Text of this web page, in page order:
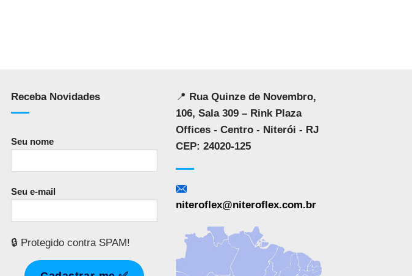
Receba Novidades
Seu nome
Seu e-mail
🔒 Protegido contra SPAM!
📍 Rua Quinze de Novembro,
106, Sala 309 – Rink Plaza
Offices - Centro - Niterói - RJ
CEP: 24020-125
niteroflex@niteroflex.com.br